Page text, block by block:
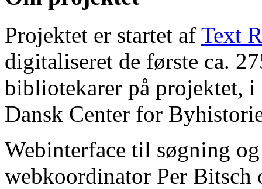
Projektet er startet af Text
digitaliseret de første ca.
bibliotekarer på projektet, i
Dansk Center for
Webinterface til søgning
webkoordinator Per Bitsch